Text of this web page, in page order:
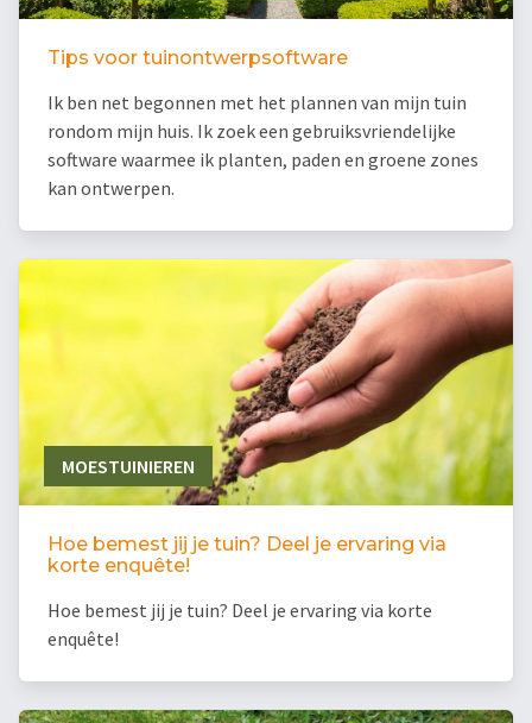
Tips voor tuinontwerpsoftware
Ik ben net begonnen met het plannen van mijn tuin
rondom mijn huis. Ik zoek een gebruiksvriendelijke
software waarmee ik planten, paden en groene zones
kan ontwerpen.
MOESTUINIEREN
Hoe bemest jij je tuin? Deel je ervaring via
korte enquête!
Hoe bemest jij je tuin? Deel je ervaring via korte
enquête!